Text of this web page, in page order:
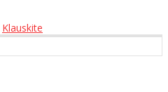
Klauskite